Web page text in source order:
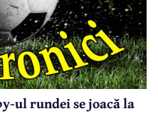
ul rundei se joacă la